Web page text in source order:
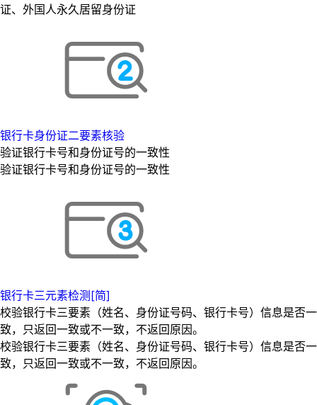
证、外国人永久居留身份证
银行卡身份证二要素核验
验证银行卡号和身份证号的一致性
验证银行卡号和身份证号的一致性
银行卡三元素检测[简]
校验银行卡三要素（姓名、身份证号码、银行卡号）信息是否一
致，只返回一致或不一致，不返回原因。
校验银行卡三要素（姓名、身份证号码、银行卡号）信息是否一
致，只返回一致或不一致，不返回原因。